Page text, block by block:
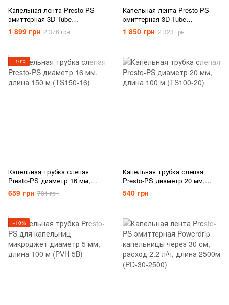
Капельная лента Presto-PS
эмиттерная 3D Tube
капельницы через 20 см,
расход 2.7 л/ч, длина 1000 м
1 899 грн 2 376 грн
Капельная лента Presto-PS
эмиттерная 3D Tube
капельницы через 30 см,
расход 2.7 л/ч, длина 1000 м
1 850 грн 2 323 грн
−10%
Капельная трубка слепая
Presto-PS диаметр 16 мм,
длина 150 м (TS150-16)
659 грн 731 грн
Капельная трубка слепая
Presto-PS диаметр 20 мм,
длина 100 м (TS100-20)
540 грн
−10%